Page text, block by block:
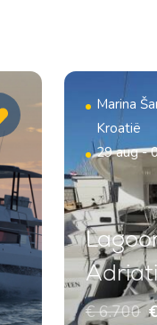
Marina
Kroatië
29 aug -
€ 6.700